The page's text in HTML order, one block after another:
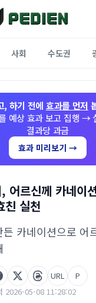
사회 수도권
, 하기 전에 효과를 먼저
예상 효과 보고 집행 →
결과당 과금
효과 미리보기 →
어르신께 카네이
친 실천
카네이션으로 어
2026-05-08 11:28:02
URL P